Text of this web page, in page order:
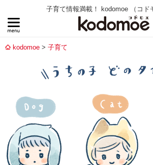
子育て情報満載！ kodomoe （コド
kodomoe 子育て